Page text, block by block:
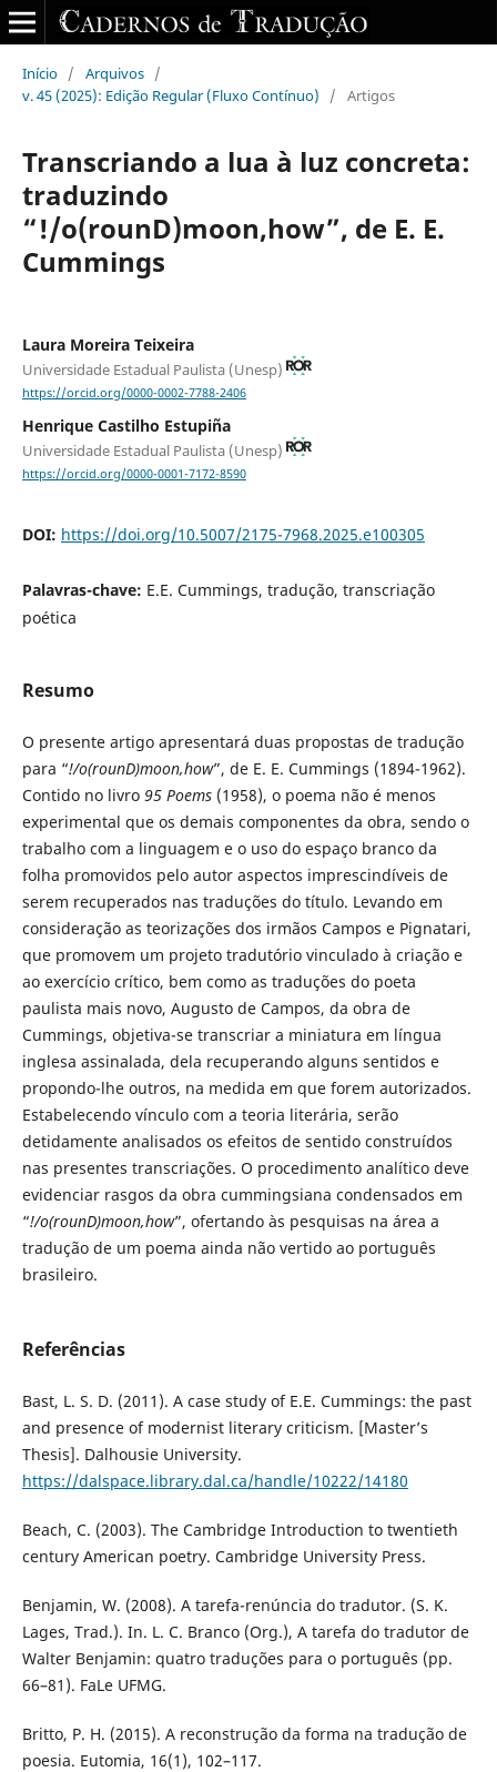
Início / Arquivos /
v. 45 (2025): Edição Regular (Fluxo Contínuo)
/ Artigos
Transcriando a lua à luz concreta:
traduzindo
“!/o(rounD)moon,how”, de E. E.
Cummings
Laura Moreira Teixeira
Universidade Estadual Paulista (Unesp)
https://orcid.org/0000-0002-7788-2406
Henrique Castilho Estupiña
Universidade Estadual Paulista (Unesp)
https://orcid.org/0000-0001-7172-8590
DOI: https://doi.org/10.5007/2175-7968.2025.e100305
Palavras-chave: E.E. Cummings, tradução, transcriação
poética
Resumo
O presente artigo apresentará duas propostas de tradução
para “!/o(rounD)moon,how”, de E. E. Cummings (1894-1962).
Contido no livro 95 Poems (1958), o poema não é menos
experimental que os demais componentes da obra, sendo o
trabalho com a linguagem e o uso do espaço branco da
folha promovidos pelo autor aspectos imprescindíveis de
serem recuperados nas traduções do título. Levando em
consideração as teorizações dos irmãos Campos e Pignatari,
que promovem um projeto tradutório vinculado à criação e
ao exercício crítico, bem como as traduções do poeta
paulista mais novo, Augusto de Campos, da obra de
Cummings, objetiva-se transcriar a miniatura em língua
inglesa assinalada, dela recuperando alguns sentidos e
propondo-lhe outros, na medida em que forem autorizados.
Estabelecendo vínculo com a teoria literária, serão
detidamente analisados os efeitos de sentido construídos
nas presentes transcriações. O procedimento analítico deve
evidenciar rasgos da obra cummingsiana condensados em
“!/o(rounD)moon,how”, ofertando às pesquisas na área a
tradução de um poema ainda não vertido ao português
brasileiro.
Referências
Bast, L. S. D. (2011). A case study of E.E. Cummings: the past
and presence of modernist literary criticism. [Master’s
Thesis]. Dalhousie University.
https://dalspace.library.dal.ca/handle/10222/14180
Beach, C. (2003). The Cambridge Introduction to twentieth
century American poetry. Cambridge University Press.
Benjamin, W. (2008). A tarefa-renúncia do tradutor. (S. K.
Lages, Trad.). In. L. C. Branco (Org.), A tarefa do tradutor de
Walter Benjamin: quatro traduções para o português (pp.
66–81). FaLe UFMG.
Britto, P. H. (2015). A reconstrução da forma na tradução de
poesia. Eutomia, 16(1), 102–117.